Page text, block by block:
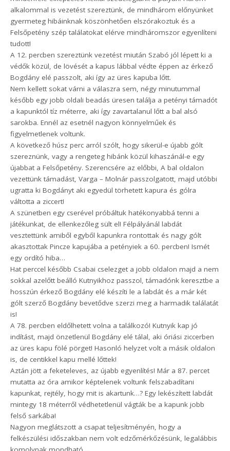
alkalommal is vezetést szereztünk, de mindhárom előnyünket
gyermeteg hibáinknak köszönhetően elszórakoztuk és a
Felsőpetény szép találatokat elérve mindháromszor egyenlíteni
tudott!
A 12. percben szereztünk vezetést miután Szabó jól lépett ki a
védők közül, de lövését a kapus lábbal védte éppen az érkező
Bogdány elé passzolt, aki így az üres kapuba lőtt.
Nem kellett sokat várni a válaszra sem, négy minutummal
később egy jobb oldali beadás üresen találja a petényi támadót
a kapunktól tíz méterre, aki így zavartalanul lőtt a bal alsó
sarokba. Ennél az esetnél nagyon könnyelműek és
figyelmetlenek voltunk.
A következő húsz perc arról szólt, hogy sikerül-e újabb gólt
szereznünk, vagy a rengeteg hibánk közül kihaszánál-e egy
újabbat a Felsőpetény. Szerencsére az előbbi, A bal oldalon
vezettünk támadást, Varga – Molnár passzolgatott, majd utóbbi
ugratta ki Bogdányt aki egyedül törhetett kapura és gólra
váltotta a ziccert!
A szünetben egy cserével próbáltuk hatékonyabbá tenni a
játékunkat, de ellenkezőleg sült el! Félpályánál labdát
vesztettünk amiből egyből kapunkra rontottak és nagy gólt
akasztottak Pincze kapujába a petényiek a 60. percben! Ismét
egy ordító hiba…
Hat perccel később Csabai cselezget a jobb oldalon majd a nem
sokkal azelőtt beálló Kutnyikhoz passzol, támadónk keresztbe a
hosszún érkező Bogdány elé készíti le a labdát és a már két
gólt szerző Bogdány bevetődve szerzi meg a harmadik találatát
is!
A 78. percben eldőlhetett volna a találkozó! Kutnyik kap jó
indítást, majd önzetlenül Bogdány elé tálal, aki óriási ziccerben
az üres kapu fölé pörget! Hasonló helyzet volt a másik oldalon
is, de centikkel kapu mellé lőttek!
Aztán jött a feketeleves, az újabb egyenlítés! Már a 87. percet
mutatta az óra amikor képtelenek voltunk felszabadítani
kapunkat, rejtély, hogy mit is akartunk…? Egy lekészített labdát
mintegy 18 méterről védhetetlenül vágták be a kapunk jobb
felső sarkába!
Nagyon meglátszott a csapat teljesítményén, hogy a
felkészülési időszakban nem volt edzőmérkőzésünk, legalábbis